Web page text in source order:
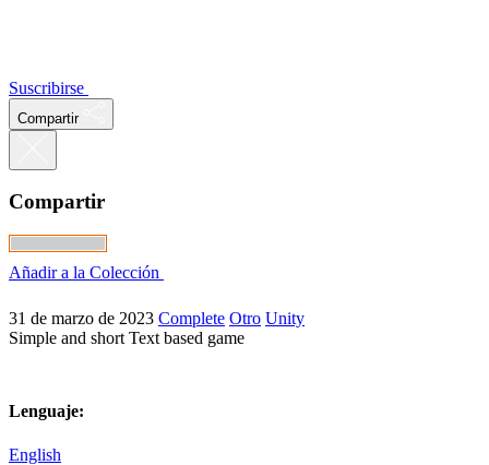
Suscribirse
Compartir
Compartir
Añadir a la Colección
31 de marzo de 2023 Complete Otro Unity
Simple and short Text based game
Lenguaje:
English